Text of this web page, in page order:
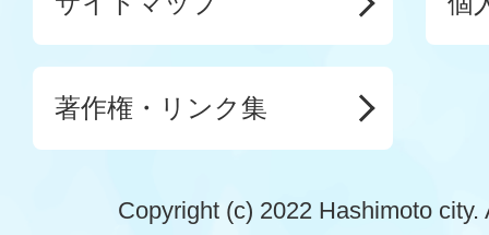
著作権・リンク集
Copyright (c) 2022 Hashimoto